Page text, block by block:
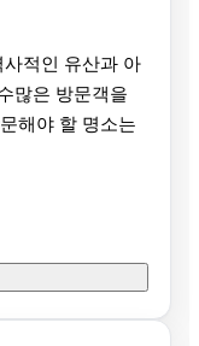
적인 유산과 아
많은 방문객을
해야 할 명소는